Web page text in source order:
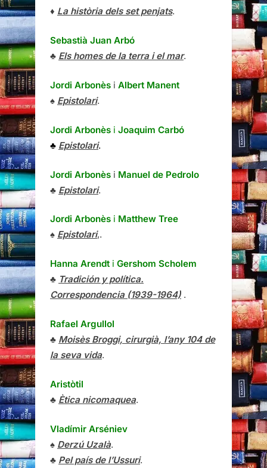
♦ La història dels set penjats.
Sebastià Juan Arbó
♣ Els homes de la terra i el mar.
Jordi Arbonès i Albert Manent
♠ Epistolari.
Jordi Arbonès i Joaquim Carbó
♣ Epistolari.
Jordi Arbonès i Manuel de Pedrolo
♣ Epistolari.
Jordi Arbonès i Matthew Tree
♠ Epistolari,.
Hanna Arendt i Gershom Scholem
♣ Tradición y política.
Correspondencia (1939-1964) .
Rafael Argullol
♣ Moisès Broggi, cirurgià, l’any 104 de
la seva vida.
Aristòtil
♣ Ètica nicomaquea.
Vladímir Arséniev
♠ Derzú Uzalà.
♣ Pel país de l’Ussuri.